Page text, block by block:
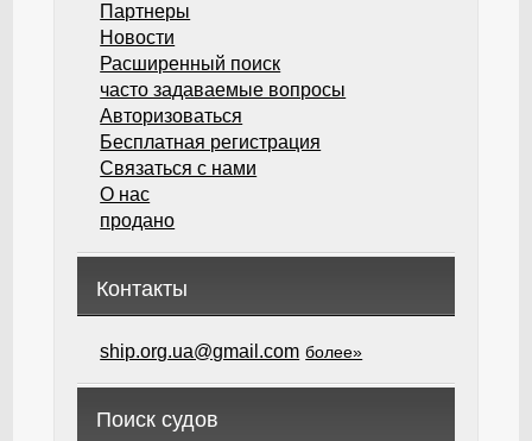
Партнеры
Новости
Расширенный поиск
часто задаваемые вопросы
Авторизоваться
Бесплатная регистрация
Связаться с нами
О нас
продано
Контакты
ship.org.ua@gmail.com более»
Поиск судов